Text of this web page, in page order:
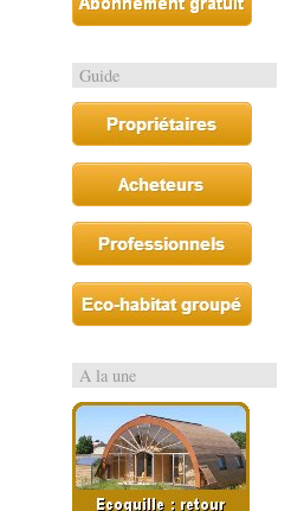
Guide
A la une